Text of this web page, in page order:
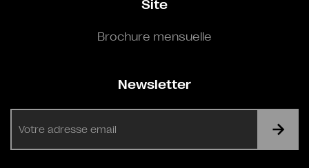
Site
Brochure mensuelle
Newsletter